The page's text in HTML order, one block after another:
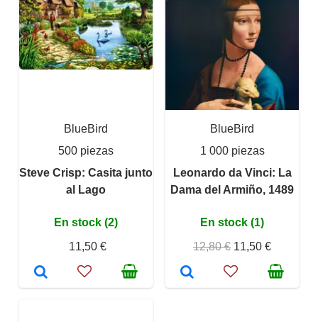
BlueBird
500 piezas
Steve Crisp: Casita junto
al Lago
En stock (2)
11,50 €
BlueBird
1 000 piezas
Leonardo da Vinci: La
Dama del Armiño, 1489
En stock (1)
12,80 € 11,50 €